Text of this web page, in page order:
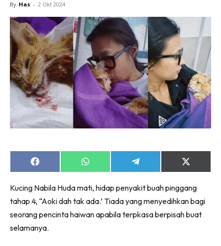
By Has - 2 Okt 2024
Share
on
Share
on
Share
on
Share
on
(Twitter)
Kucing Nabila Huda mati, hidap penyakit buah pinggang
tahap 4, “Aoki dah tak ada.’ Tiada yang menyedihkan bagi
seorang pencinta haiwan apabila terpkasa berpisah buat
selamanya.